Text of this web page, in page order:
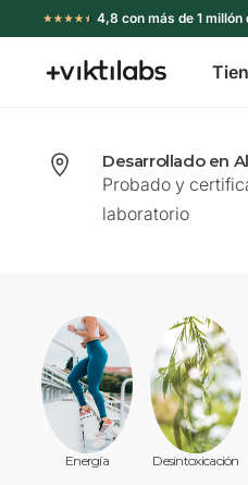
directamente
4,8 con más de 1 millón
Viktilabs
Desarrollado en
Probado y
laboratorio
Energía Desintoxicación